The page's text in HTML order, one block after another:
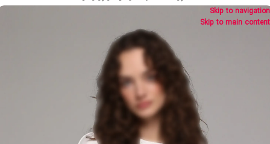
Skip to navigation
Skip to main content